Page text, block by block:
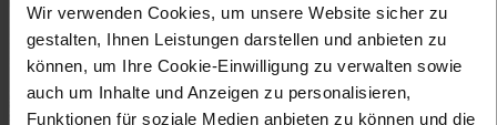
Wir verwenden Cookies, um unsere Website sicher zu
gestalten, Ihnen Leistungen darstellen und anbieten zu
können, um Ihre Cookie-Einwilligung zu verwalten sowie
auch um Inhalte und Anzeigen zu personalisieren,
Funktionen für soziale Medien anbieten zu können und die